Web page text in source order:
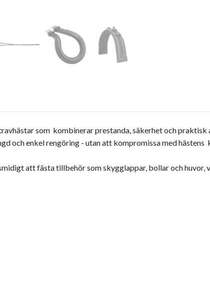
som kombinerar prestanda, säkerhet och
och enkel rengöring - utan att kompromissa med hästens
att fästa tillbehör som skygglappar, bollar och